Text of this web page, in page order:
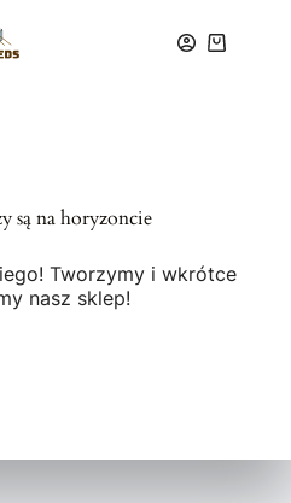
Koszyk
są na horyzoncie
Tworzymy i wkrótce
nasz sklep!